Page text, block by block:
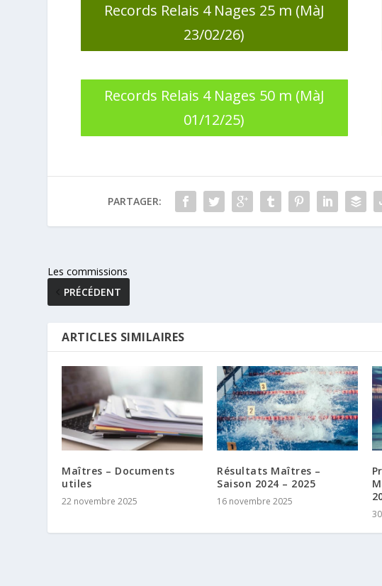
Records Relais 4 Nages 25 m (MàJ
23/02/26)
Records Relais 4 Nages 50 m (MàJ
01/12/25)
PARTAGER:
Les commissions
PRÉCÉDENT
ARTICLES SIMILAIRES
Maîtres – Documents
utiles
22 novembre 2025
Résultats Maîtres –
Saison 2024 – 2025
16 novembre 2025